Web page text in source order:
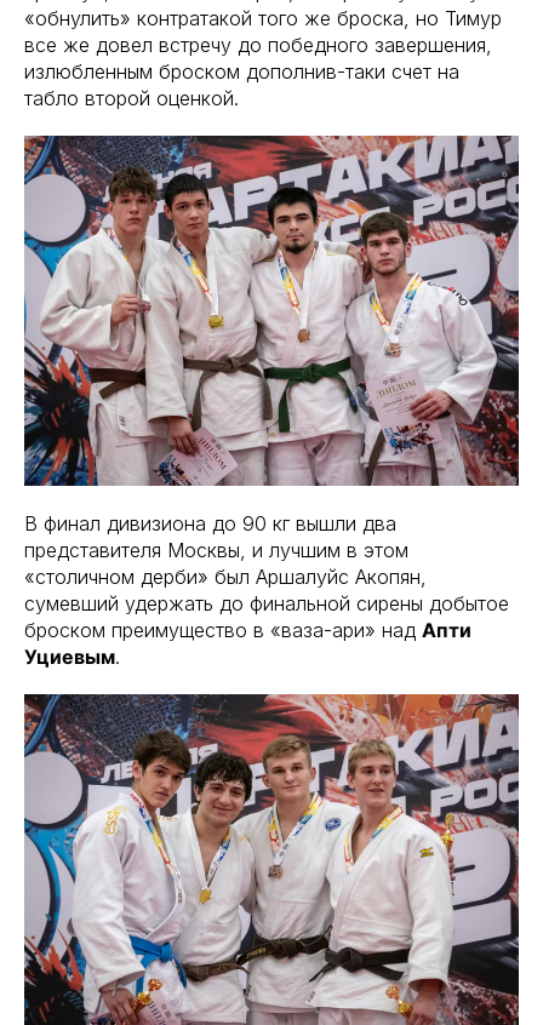
«обнулить» контратакой того же броска, но Тимур
все же довел встречу до победного завершения,
излюбленным броском дополнив-таки счет на
табло второй оценкой.
В финал дивизиона до 90 кг вышли два
представителя Москвы, и лучшим в этом
«столичном дерби» был Аршалуйс Акопян,
сумевший удержать до финальной сирены добытое
броском преимущество в «ваза-ари» над Апти
Уциевым.